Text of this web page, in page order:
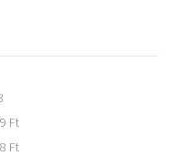
Ft
Ft